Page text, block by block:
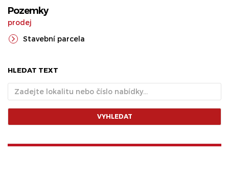
Pozemky
prodej
Stavební parcela
HLEDAT TEXT
VYHLEDAT